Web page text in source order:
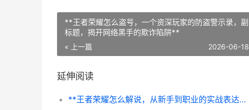
**王者荣耀怎么盗号，一个资深玩家的防盗警示录，副
标题，揭开网络黑手的欺诈陷阱**
« 上一篇 2026-06-18
延伸阅读
**王者荣耀怎么解说，从新手到职业的实战表达艺术**